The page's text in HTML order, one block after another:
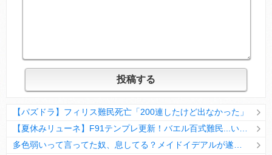
【パズドラ】フィリス難民死亡「200連したけど出なかった」